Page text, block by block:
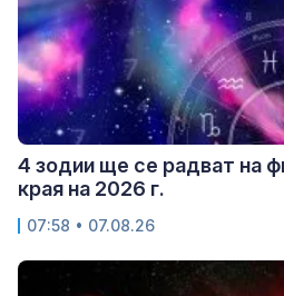
4 зодии ще се радват на
края на 2026 г.
07:58 • 07.08.26